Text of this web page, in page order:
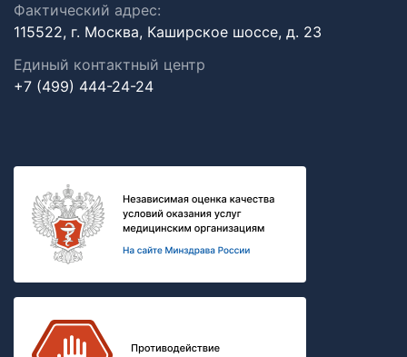
Фактический адрес:
115522, г. Москва, Каширское шоссе, д. 23
Единый контактный центр
+7 (499) 444-24-24